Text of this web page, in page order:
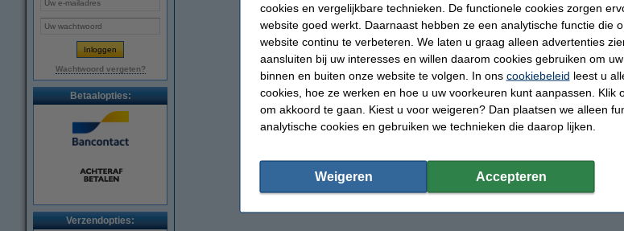
Wachtwoord vergeten?
Betaalopties:
Verzendopties:
cookies en vergelijkbare technieken. De functionele cookies zorgen
website goed werkt. Daarnaast hebben ze een analytische functie die
website continu te verbeteren. We laten u graag alleen advertenties
aansluiten bij uw interesses en willen daarom cookies gebruiken om
binnen en buiten onze website te volgen. In ons cookiebeleid leest u
cookies, hoe ze werken en hoe u uw voorkeuren kunt aanpassen. Klik
om akkoord te gaan. Kiest u voor weigeren? Dan plaatsen we alleen
analytische cookies en gebruiken we technieken die daarop lijken.
Weigeren Accepteren